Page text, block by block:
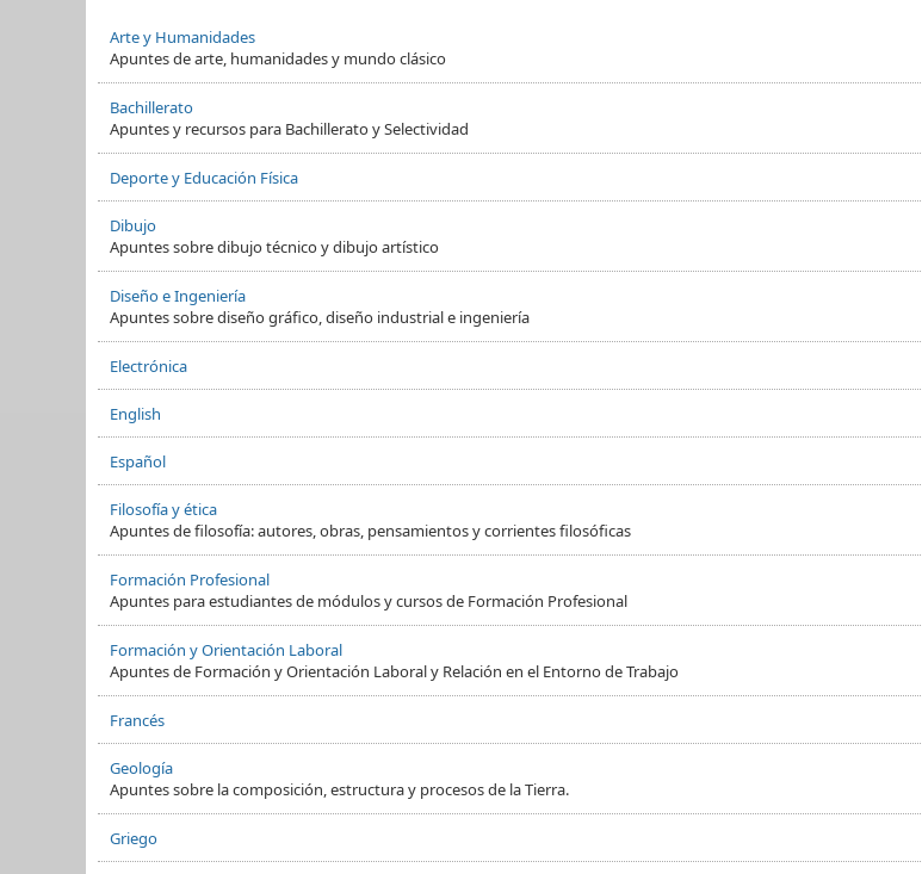
Arte y Humanidades
Apuntes de arte, humanidades y mundo clásico
Bachillerato
Apuntes y recursos para Bachillerato y Selectividad
Deporte y Educación Física
Dibujo
Apuntes sobre dibujo técnico y dibujo artístico
Diseño e Ingeniería
Apuntes sobre diseño gráfico, diseño industrial e ingeniería
Electrónica
English
Español
Filosofía y ética
Apuntes de filosofía: autores, obras, pensamientos y corrientes filosóficas
Formación Profesional
Apuntes para estudiantes de módulos y cursos de Formación Profesional
Formación y Orientación Laboral
Apuntes de Formación y Orientación Laboral y Relación en el Entorno de Trabajo
Francés
Geología
Apuntes sobre la composición, estructura y procesos de la Tierra.
Griego